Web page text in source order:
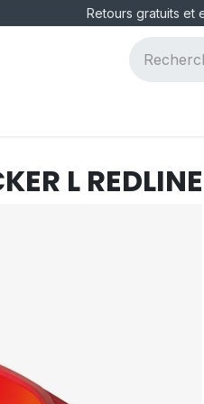
Retours gratuits et
L REDLINE